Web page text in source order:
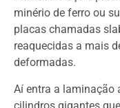
minério de ferro ou
placas chamadas
reaquecidas a mais
deformadas.
Aí entra a laminação
cilindros gigantes